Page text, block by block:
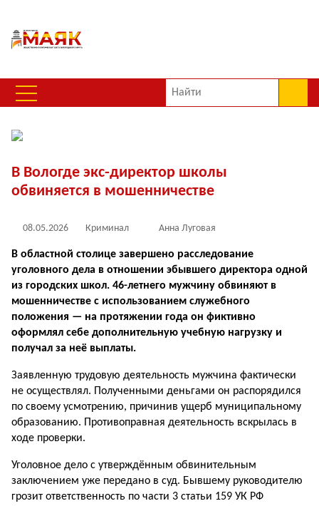
В Вологде экс-директор школы
обвиняется в мошенничестве
08.05.2026 Криминал Анна Луговая
В областной столице завершено расследование
уголовного дела в отношении эбывшего директора одной
из городских школ. 46-летнего мужчину обвиняют в
мошенничестве с использованием служебного
положения — на протяжении года он фиктивно
оформлял себе дополнительную учебную нагрузку и
получал за неё выплаты.
Заявленную трудовую деятельность мужчина фактически
не осуществлял. Полученными деньгами он распорядился
по своему усмотрению, причинив ущерб муниципальному
образованию. Противоправная деятельность вскрылась в
ходе проверки.
Уголовное дело с утверждённым обвинительным
заключением уже передано в суд. Бывшему руководителю
грозит ответственность по части 3 статьи 159 УК РФ